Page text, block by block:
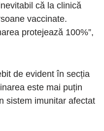
că la clinică
vaccinate.
protejează 100%”,
de evident în secția
este mai puțin
sistem imunitar afectat